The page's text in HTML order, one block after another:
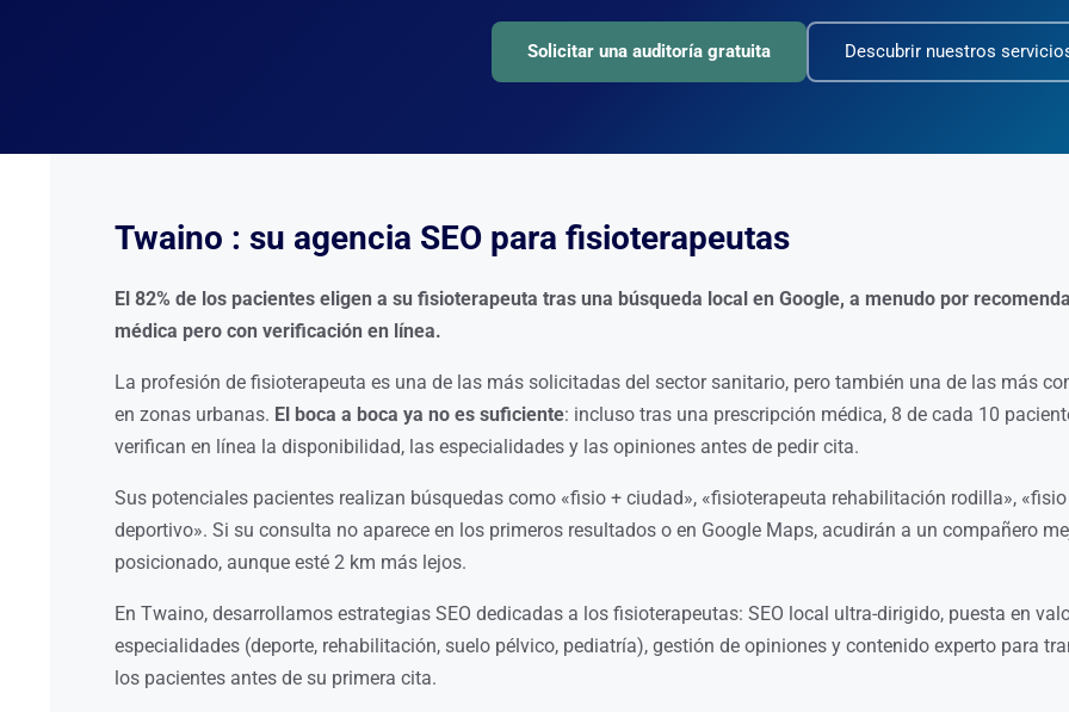
Solicitar una auditoría gratuita Descubrir nuestros
Twaino : su agencia SEO para fisioterapeutas
El 82% de los pacientes eligen a su fisioterapeuta tras una búsqueda local en Google, a menudo por
médica pero con verificación en línea.
La profesión de fisioterapeuta es una de las más solicitadas del sector sanitario, pero también una de las más
en zonas urbanas. El boca a boca ya no es suficiente: incluso tras una prescripción médica, 8 de cada 10
verifican en línea la disponibilidad, las especialidades y las opiniones antes de pedir cita.
Sus potenciales pacientes realizan búsquedas como «fisio + ciudad», «fisioterapeuta rehabilitación rodilla», «fisio
deportivo». Si su consulta no aparece en los primeros resultados o en Google Maps, acudirán a un compañero
posicionado, aunque esté 2 km más lejos.
En Twaino, desarrollamos estrategias SEO dedicadas a los fisioterapeutas: SEO local ultra-dirigido, puesta en
especialidades (deporte, rehabilitación, suelo pélvico, pediatría), gestión de opiniones y contenido experto para
los pacientes antes de su primera cita.